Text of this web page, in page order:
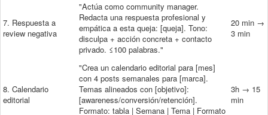
7. Respuesta a
review negativa
"Actúa como community manager.
Redacta una respuesta profesional y
empática a esta queja: [queja]. Tono:
disculpa + acción concreta + contacto
privado. ≤100 palabras."
20 min →
3 min
8. Calendario
editorial
"Crea un calendario editorial para [mes]
con 4 posts semanales para [marca].
Temas alineados con [objetivo]:
[awareness/conversión/retención].
Formato: tabla | Semana | Tema | Formato
3h → 15
min